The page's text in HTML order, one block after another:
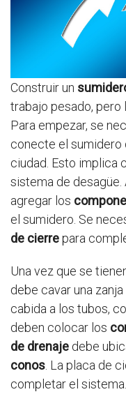
Construir un
trabajo pesado, pero
Para empezar, se
conecte el sumidero
ciudad. Esto implica
sistema de desagüe.
agregar los
el sumidero. Se
de cierrepara
Una vez que se
debe cavar una
cabida a los tubos,
deben colocar los
de drenaje debe
conos . La placa de
completar el sistema.